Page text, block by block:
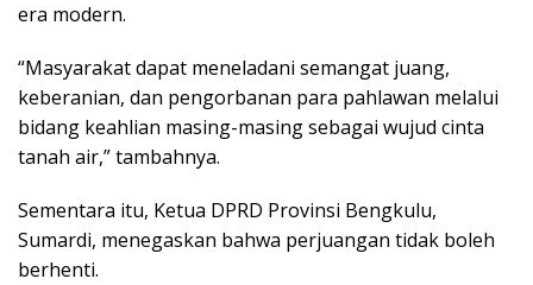
era modern.
“Masyarakat dapat meneladani semangat juang,
keberanian, dan pengorbanan para pahlawan melalui
bidang keahlian masing-masing sebagai wujud cinta
tanah air,” tambahnya.
Sementara itu, Ketua DPRD Provinsi Bengkulu,
Sumardi, menegaskan bahwa perjuangan tidak boleh
berhenti.